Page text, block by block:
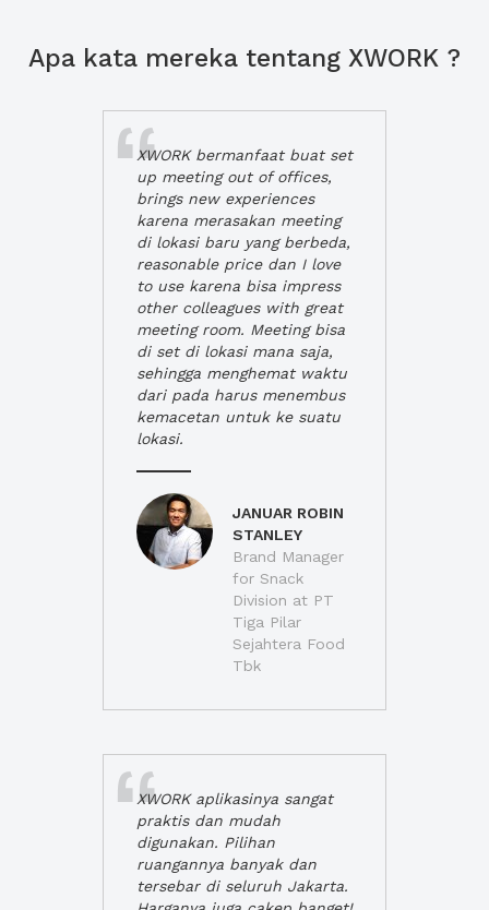
Apa kata mereka tentang XWORK ?
XWORK bermanfaat buat set
up meeting out of offices,
brings new experiences
karena merasakan meeting
di lokasi baru yang berbeda,
reasonable price dan I love
to use karena bisa impress
other colleagues with great
meeting room. Meeting bisa
di set di lokasi mana saja,
sehingga menghemat waktu
dari pada harus menembus
kemacetan untuk ke suatu
lokasi.
JANUAR ROBIN
STANLEY
Brand Manager
for Snack
Division at PT
Tiga Pilar
Sejahtera Food
Tbk
XWORK aplikasinya sangat
praktis dan mudah
digunakan. Pilihan
ruangannya banyak dan
tersebar di seluruh Jakarta.